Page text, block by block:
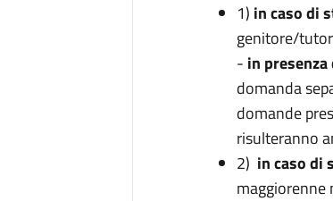
1) in caso di
genitore/
- in
domanda
domande
risulteranno
2) in caso di
maggiorenne